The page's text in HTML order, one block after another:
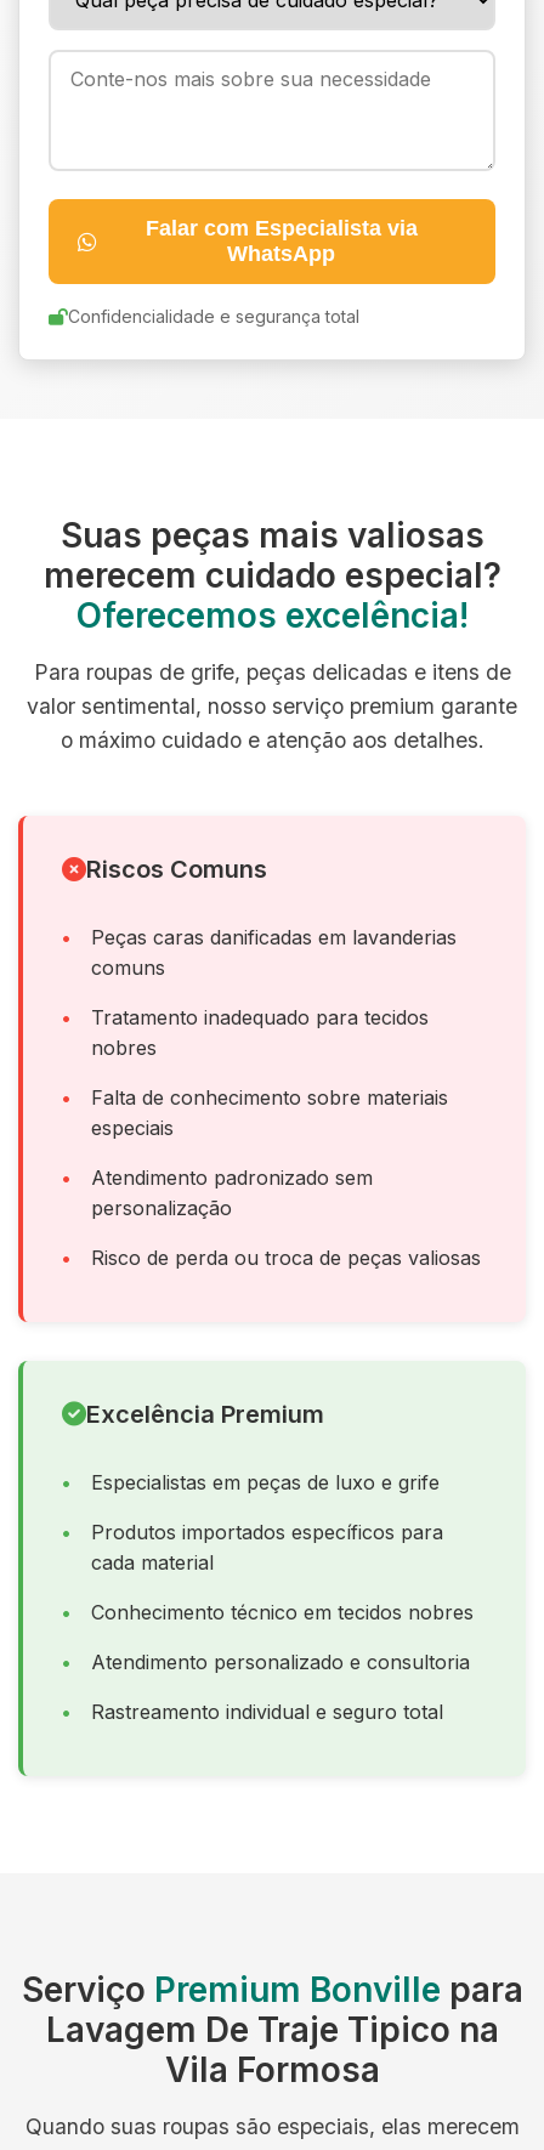
Falar com Especialista via
WhatsApp
Confidencialidade e segurança total
Suas peças mais valiosas
merecem cuidado especial?
Oferecemos excelência!
Para roupas de grife, peças delicadas e itens de
valor sentimental, nosso serviço premium garante
o máximo cuidado e atenção aos detalhes.
Riscos Comuns
Peças caras danificadas em lavanderias
comuns
Tratamento inadequado para tecidos
nobres
Falta de conhecimento sobre materiais
especiais
Atendimento padronizado sem
personalização
Risco de perda ou troca de peças valiosas
Excelência Premium
Especialistas em peças de luxo e grife
Produtos importados específicos para
cada material
Conhecimento técnico em tecidos nobres
Atendimento personalizado e consultoria
Rastreamento individual e seguro total
Serviço Premium Bonville para
Lavagem De Traje Tipico na
Vila Formosa
Quando suas roupas são especiais, elas merecem